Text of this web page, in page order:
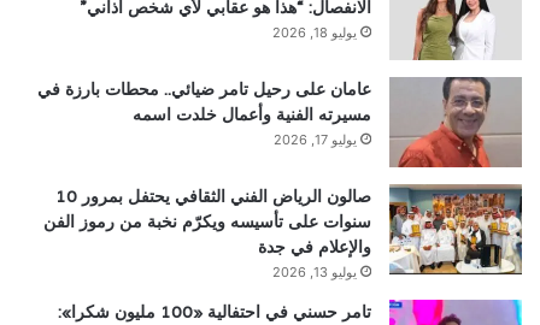
الانفصال: “هذا هو عقابي لأي شخص أذاني”
يوليو 18, 2026
عامان على رحيل تامر ضيائي.. محطات بارزة في
مسيرته الفنية وأعمال خلدت اسمه
يوليو 17, 2026
صالون الرياض الفني الثقافي يحتفل بمرور 10
سنوات على تأسيسه ويكرّم نخبة من رموز الفن
والإعلام في جدة
يوليو 13, 2026
تامر حسني في احتفالية «100 مليون شكرا»: